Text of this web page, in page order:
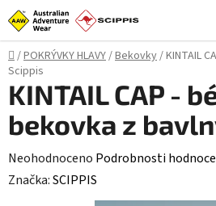
Přejít
na
obsah
Domů
/POKRÝVKY HLAVY/Bekovky/KINTAIL
Scippis
KINTAIL CAP -
bekovka z
Průměrné
hodnocení
Neohodnoceno Podrobnosti
Značka:SCIPPIS